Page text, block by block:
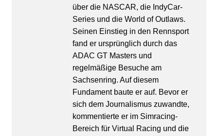
über die NASCAR, die IndyCar-
Series und die World of Outlaws.
Seinen Einstieg in den Rennsport
fand er ursprünglich durch das
ADAC GT Masters und
regelmäßige Besuche am
Sachsenring. Auf diesem
Fundament baute er auf. Bevor er
sich dem Journalismus zuwandte,
kommentierte er im Simracing-
Bereich für Virtual Racing und die